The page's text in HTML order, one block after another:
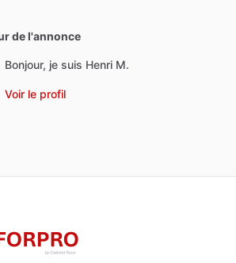
de l'annonce
Bonjour, je suis Henri M.
Voir le profil